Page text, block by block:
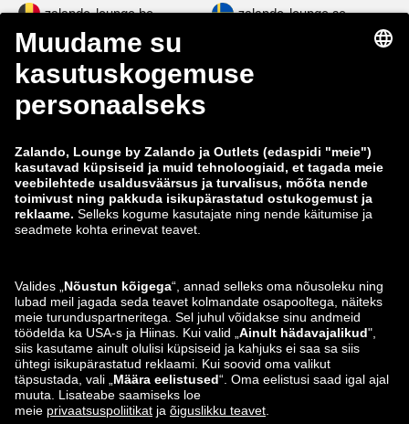
zalando-lounge.be zalando-lounge.se
zalando-lounge.fi
zalando-lounge.co.uk
zalando-lounge.lt zalando-lounge.sk
zalando-lounge.ro zalando-lounge.hr
zalando-lounge.lu zalando-lounge.ee
zalando-lounge.lv zalando-lounge.no
Leiad meid ka siit